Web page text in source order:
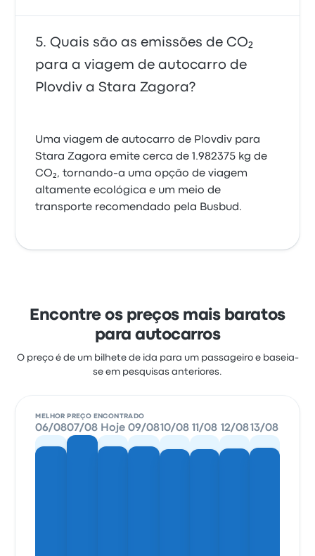
Quais são as emissões de CO₂
para a viagem de autocarro de
Plovdiv a Stara Zagora?
Uma viagem de autocarro de Plovdiv para
Stara Zagora emite cerca de 1.982375 kg de
CO₂, tornando-a uma opção de viagem
altamente ecológica e um meio de
transporte recomendado pela Busbud.
Encontre os preços mais baratos
para autocarros
O preço é de um bilhete de ida para um passageiro e baseia-
se em pesquisas anteriores.
MELHOR PREÇO ENCONTRADO
06/0807/08 Hoje 09/0810/08 11/08 12/0813/08